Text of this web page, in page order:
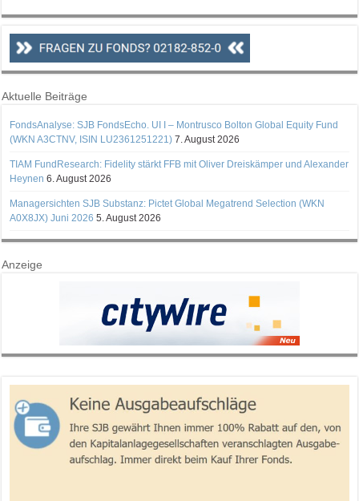
Aktuelle Beiträge
FondsAnalyse: SJB FondsEcho. UI I – Montrusco Bolton Global Equity Fund
(WKN A3CTNV, ISIN LU2361251221) 7. August 2026
TIAM FundResearch: Fidelity stärkt FFB mit Oliver Dreiskämper und Alexander
Heynen 6. August 2026
Managersichten SJB Substanz: Pictet Global Megatrend Selection (WKN
A0X8JX) Juni 2026 5. August 2026
Anzeige